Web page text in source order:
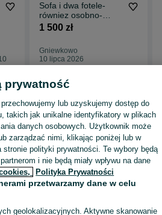
Sofa i dwa fotele-
równiez osobno-
dowóz gratis
1 500 zł
Gniewkowo
10 lipca 2026
Meble Sofy i kanapy
Sofy i kanapy -
Wyświetlenia:
Wyślij wiadomość
prywatność
lub uzyskujemy dostęp do
takich jak unikalne identyfikatory w plikach
danych osobowych. Użytkownik może
zarządzać nimi, klikając poniżej lub w
stronie polityki prywatności. Te wybory będą
i nie będą miały wpływu na dane
Polityka Prywatności
przetwarzamy dane w celu
geolokalizacyjnych. Aktywne skanowanie